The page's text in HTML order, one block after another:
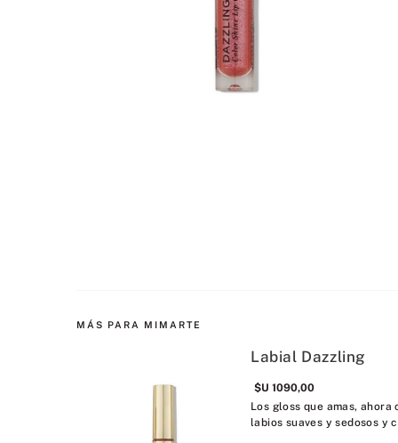
MÁS PARA MIMARTE
Labial Dazzling
$U 1090,00
Los gloss que amas,
labios suaves y sedosos y